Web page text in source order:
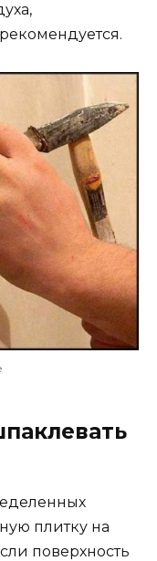
плитку на
поверхность